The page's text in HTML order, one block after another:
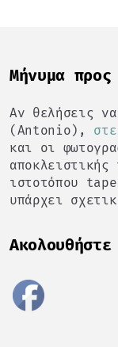
Mήνυμα
Αν θελήσεις
(Antonio),
και οι
ιστοτόπου
υπάρχει